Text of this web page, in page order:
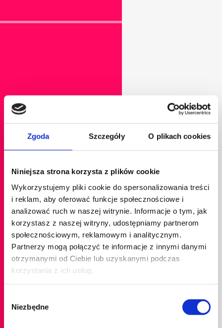
Zgoda Szczegóły O plikach cookies
Niniejsza strona korzysta z plików cookie
Wykorzystujemy pliki cookie do spersonalizowania treści
i reklam, aby oferować funkcje społecznościowe i
analizować ruch w naszej witrynie. Informacje o tym, jak
korzystasz z naszej witryny, udostępniamy partnerom
społecznościowym, reklamowym i analitycznym.
Partnerzy mogą połączyć te informacje z innymi danymi
otrzymanymi od Ciebie lub uzyskanymi podczas
korzystania z ich usług.
zgody
Niezbędne